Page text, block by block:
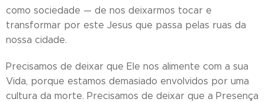
como sociedade — de nos deixarmos tocar e
transformar por este Jesus que passa pelas ruas da
nossa cidade.
Precisamos de deixar que Ele nos alimente com a sua
Vida, porque estamos demasiado envolvidos por uma
cultura da morte. Precisamos de deixar que a Presença